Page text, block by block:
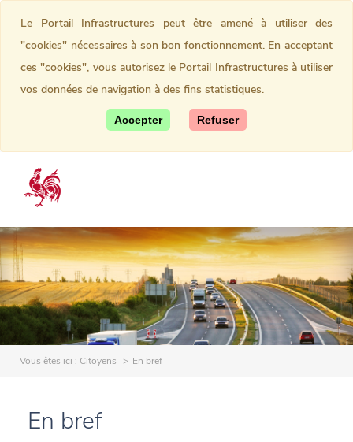
Vous êtes ici : Citoyens En bref
En bref
Le Portail Infrastructures peut être amené à utiliser des
"cookies" nécessaires à son bon fonctionnement. En acceptant
ces "cookies", vous autorisez le Portail Infrastructures à utiliser
vos données de navigation à des fins statistiques.
Accepter Refuser